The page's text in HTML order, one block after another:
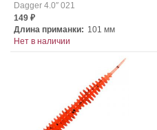
Dagger 4.0″ 021
149 ₽
Длина приманки: 101 мм
Нет в наличии